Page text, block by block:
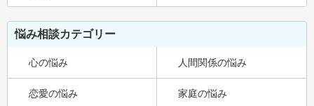
悩み相談カテゴリー
心の悩み 人間関係の悩み
恋愛の悩み 家庭の悩み